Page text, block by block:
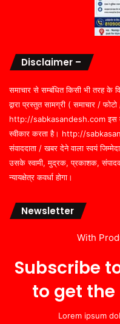
Disclaimer –
समाचार से सम्बंधित किसी भी तरह के
द्वारा प्रस्तुत सामग्री ( समाचार /
http://sabkasandesh.com इस
स्वीकार करता है। http://
संवाददाता / खबर देने वाला स्वयं
उसके स्वामी, मुद्रक, प्रकाशक, संपादक
न्यायक्षेत्र कवर्धा होगा।
Newsletter
With
Subscribe
to get
Lorem ipsum